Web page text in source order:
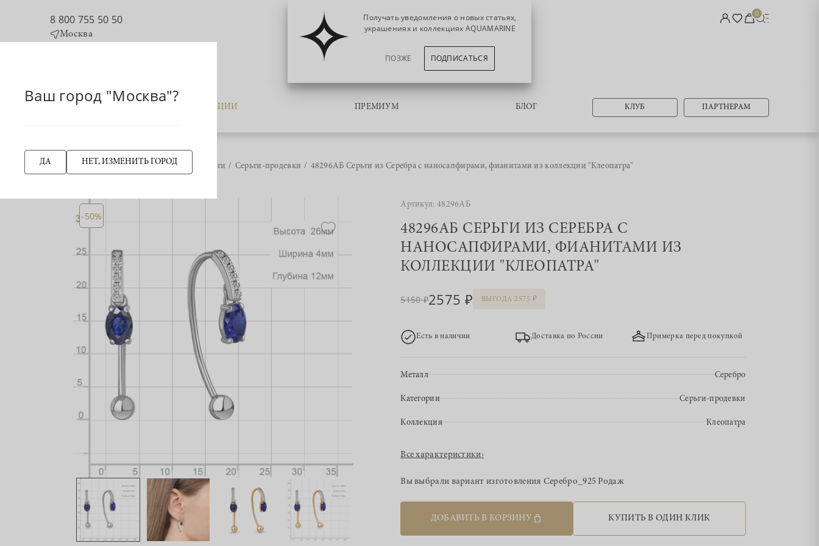
8 800 755 50 50
Москва
0
КАТАЛОГ АКЦИИ ПРЕМИУМ БЛОГ КЛУБ ПАРТНЕРАМ
НАЗАД Главная страница Серьги Серьги-продевки 48296АБ Серьги из Серебра с наносапфирами, фианитами из коллекции "Клеопатра"
-50%
Артикул: 48296АБ
48296АБ СЕРЬГИ ИЗ СЕРЕБРА С
НАНОСАПФИРАМИ, ФИАНИТАМИ ИЗ
КОЛЛЕКЦИИ "КЛЕОПАТРА"
5150 2575 ВЫГОДА 2575
Есть в наличии Доставка по России Примерка перед покупкой
Металл Серебро
Категории Серьги-продевки
Коллекция Клеопатра
Все характеристики›
Вы выбрали вариант изготовления Серебро_925 Родаж
ДОБАВИТЬ В КОРЗИНУ КУПИТЬ В ОДИН КЛИК
Ваш город "Москва"?
ДА НЕТ, ИЗМЕНИТЬ ГОРОД
Получать уведомления о новых статьях,
украшениях и коллекциях AQUAMARINE
ПОЗЖЕ ПОДПИСАТЬСЯ